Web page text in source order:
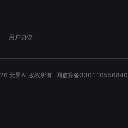
用户协议
无界AI 版权所有 网信算备